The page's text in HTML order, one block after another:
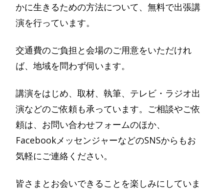
かに生きるための方法について、無料で出張講
演を行っています。
交通費のご負担と会場のご用意をいただけれ
ば、地域を問わず伺います。
講演をはじめ、取材、執筆、テレビ・ラジオ出
演などのご依頼も承っています。ご相談やご依
頼は、お問い合わせフォームのほか、
FacebookメッセンジャーなどのSNSからもお
気軽にご連絡ください。
皆さまとお会いできることを楽しみにしていま